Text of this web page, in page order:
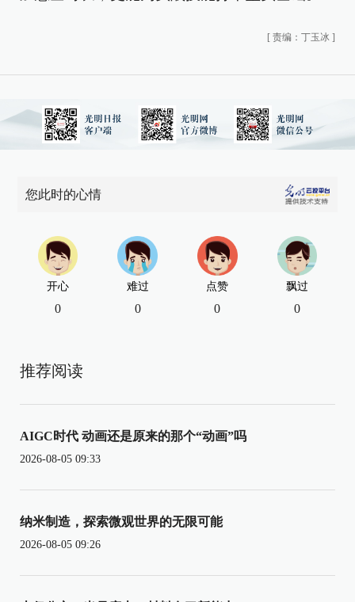
[ 责编：丁玉冰 ]
您此时的心情
开心
0
难过
0
点赞
0
飘过
0
推荐阅读
AIGC时代 动画还是原来的那个“动画”吗
2026-08-05 09:33
纳米制造，探索微观世界的无限可能
2026-08-05 09:26